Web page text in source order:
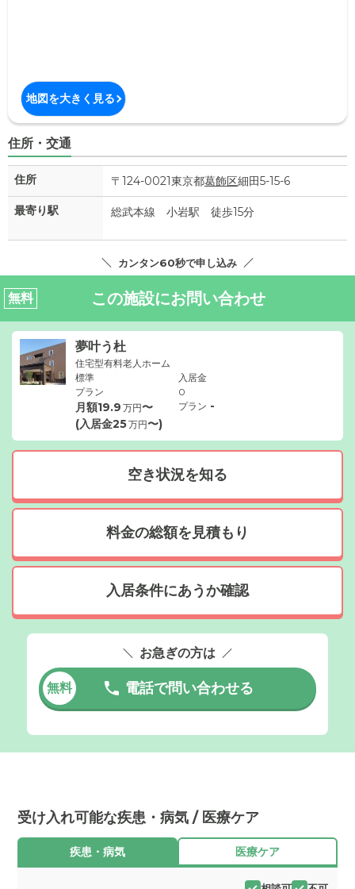
地図を大きく見る
住所・交通
住所 〒124-0021東京都葛飾区細田5-15-6
最寄り駅 総武本線 小岩駅 徒歩15分
カンタン60秒で申し込み
無料 この施設にお問い合わせ
夢叶う杜
住宅型有料老人ホーム
標準
プラン
月額19.9 万円〜
(入居金25万円〜)
入居金
0
プラン -
空き状況を知る
料金の総額を見積もり
入居条件にあうか確認
お急ぎの方は
無料 電話で問い合わせる
受け入れ可能な疾患・病気 / 医療ケア
疾患・病気 医療ケア